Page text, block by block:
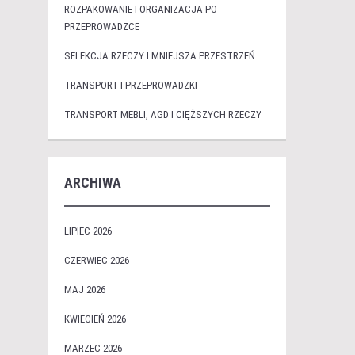
ROZPAKOWANIE I ORGANIZACJA PO
PRZEPROWADZCE
SELEKCJA RZECZY I MNIEJSZA PRZESTRZEŃ
TRANSPORT I PRZEPROWADZKI
TRANSPORT MEBLI, AGD I CIĘŻSZYCH RZECZY
ARCHIWA
LIPIEC 2026
CZERWIEC 2026
MAJ 2026
KWIECIEŃ 2026
MARZEC 2026